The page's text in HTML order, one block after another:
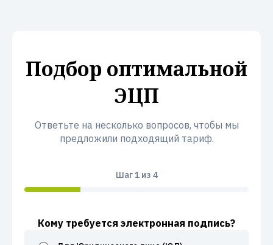
Подбор оптимальной
ЭЦП
Ответьте на несколько вопросов, чтобы мы
предложили подходящий тариф.
Шаг1из 4
Кому требуется электронная подпись?